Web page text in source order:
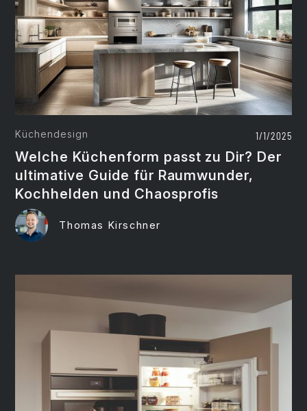
Küchendesign 1/1/2025
Welche Küchenform passt zu Dir? Der
ultimative Guide für Raumwunder,
Kochhelden und Chaosprofis
Thomas Kirschner